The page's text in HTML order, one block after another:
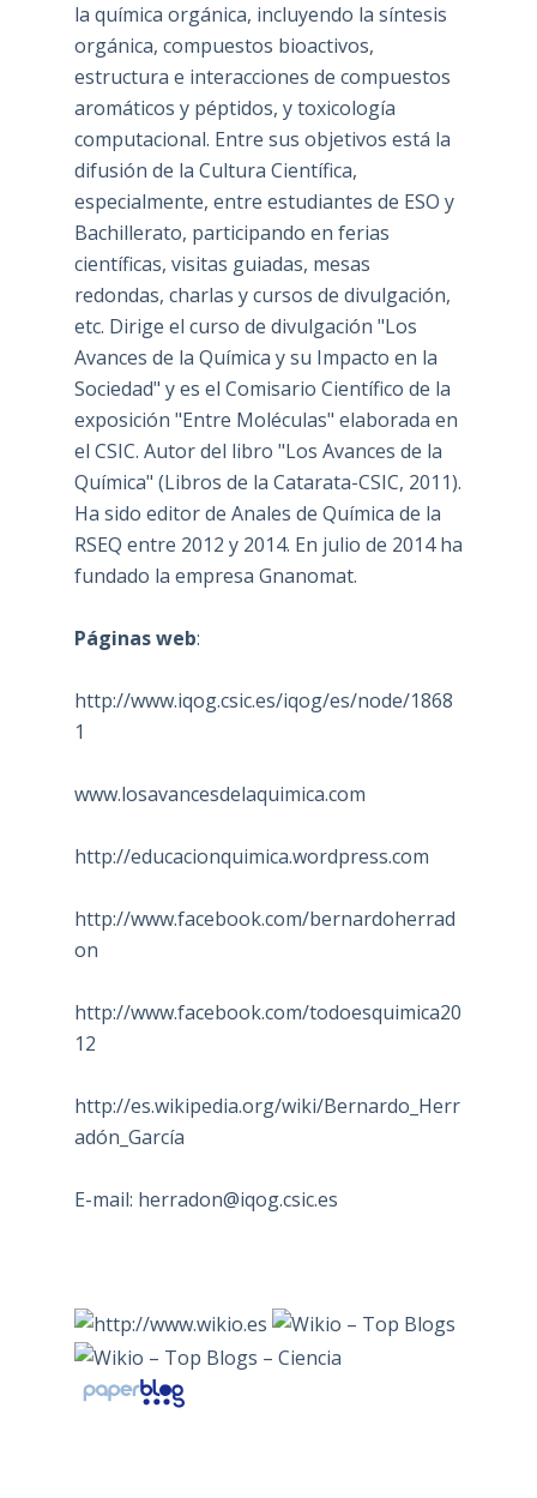
la química orgánica, incluyendo la síntesis
orgánica, compuestos bioactivos,
estructura e interacciones de compuestos
aromáticos y péptidos, y toxicología
computacional. Entre sus objetivos está la
difusión de la Cultura Científica,
especialmente, entre estudiantes de ESO y
Bachillerato, participando en ferias
científicas, visitas guiadas, mesas
redondas, charlas y cursos de divulgación,
etc. Dirige el curso de divulgación "Los
Avances de la Química y su Impacto en la
Sociedad" y es el Comisario Científico de la
exposición "Entre Moléculas" elaborada en
el CSIC. Autor del libro "Los Avances de la
Química" (Libros de la Catarata-CSIC, 2011).
Ha sido editor de Anales de Química de la
RSEQ entre 2012 y 2014. En julio de 2014 ha
fundado la empresa Gnanomat.
Páginas web:
http://www.iqog.csic.es/iqog/es/node/1868
1
www.losavancesdelaquimica.com
http://educacionquimica.wordpress.com
http://www.facebook.com/bernardoherrad
on
http://www.facebook.com/todoesquimica20
12
http://es.wikipedia.org/wiki/Bernardo_Herr
adón_García
E-mail: herradon@iqog.csic.es